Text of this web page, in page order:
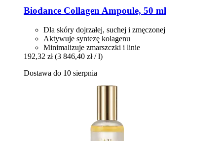
Biodance Collagen Ampoule, 50 ml
Dla skóry dojrzałej, suchej i zmęczonej
Aktywuje syntezę kolagenu
Minimalizuje zmarszczki i linie
192,32 zł (3 846,40 zł / l)
Dostawa do 10 sierpnia